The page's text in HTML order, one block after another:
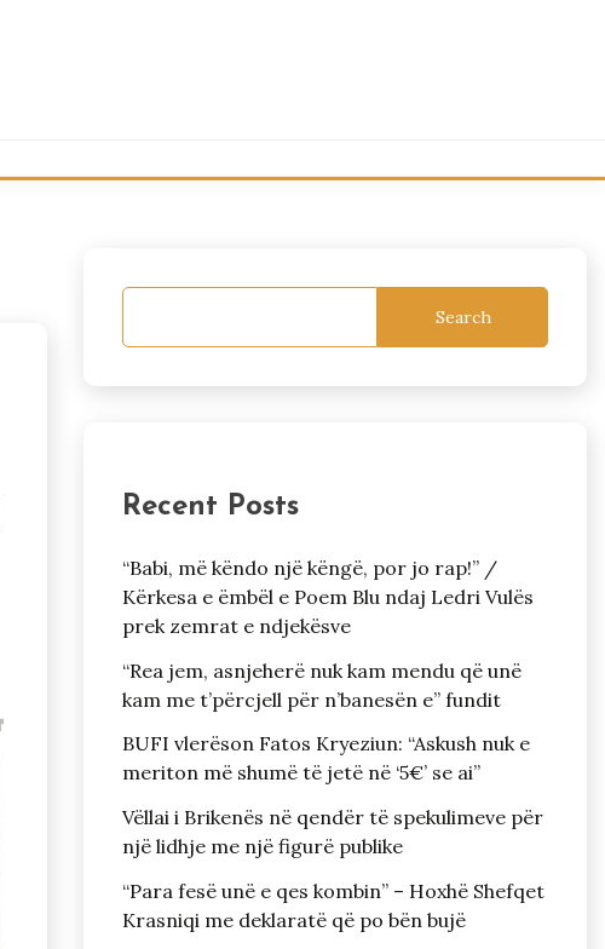
Search
Recent Posts
“Babi, më këndo një këngë, por jo rap!” /
Kërkesa e ëmbël e Poem Blu ndaj Ledri Vulës
prek zemrat e ndjekësve
“Rea jem, asnjeherë nuk kam mendu që unë
kam me t’përcjell për n’banesën e” fundit
BUFI vlerëson Fatos Kryeziun: “Askush nuk e
meriton më shumë të jetë në ‘5€’ se ai”
Vëllai i Brikenës në qendër të spekulimeve për
një lidhje me një figurë publike
“Para fesë unë e qes kombin” – Hoxhë Shefqet
Krasniqi me deklaratë që po bën bujë